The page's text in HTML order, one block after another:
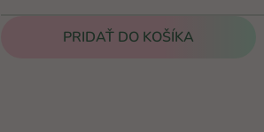
PRIDAŤ DO KOŠÍKA